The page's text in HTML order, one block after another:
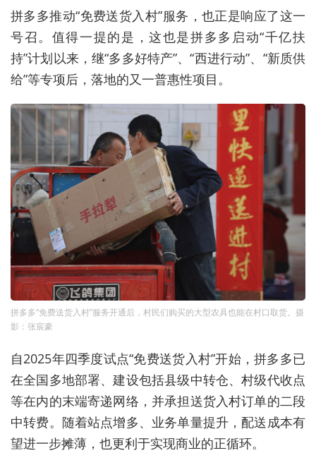
拼多多推动“免费送货入村”服务，也正是响应了这一
号召。值得一提的是，这也是拼多多启动“千亿扶
持”计划以来，继“多多好特产”、“西进行动”、“新质供
给”等专项后，落地的又一普惠性项目。
拼多多“免费送货入村”服务开通后，村民们购买的大型农具也能在村口取货。摄
影：张宸豪
自2025年四季度试点“免费送货入村”开始，拼多多已
在全国多地部署、建设包括县级中转仓、村级代收点
等在内的末端寄递网络，并承担送货入村订单的二段
中转费。随着站点增多、业务单量提升，配送成本有
望进一步摊薄，也更利于实现商业的正循环。